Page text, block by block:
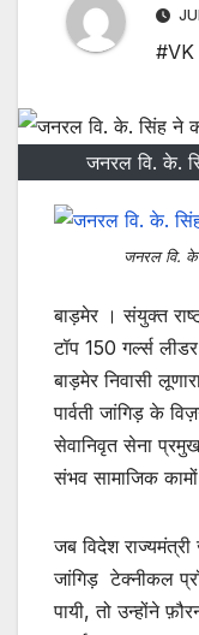
#VK
जनरल वि. के.
जनरल वि. के.
बाड़मेर । संयुक्त
टॉप 150 गर्ल्स
बाड़मेर निवासी
पार्वती जांगिड़ के
सेवानिवृत सेना
संभव सामाजिक
जब विदेश
जांगिड़ टेक्नीकल
पायी, तो उन्होंने